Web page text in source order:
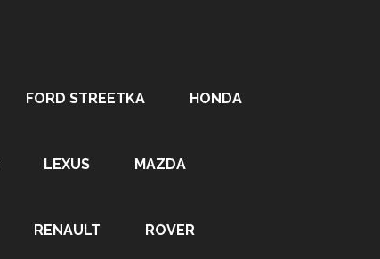
FORD STREETKA HONDA
LEXUS MAZDA
RENAULT ROVER